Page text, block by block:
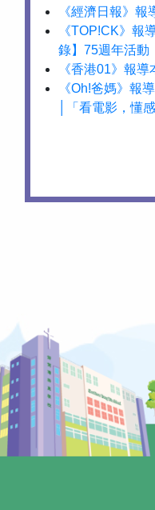
《經濟日報》
《TOP!CK》報
錄】75週年活動
《香港01》報
《Oh!爸媽》報
│「看電影，懂